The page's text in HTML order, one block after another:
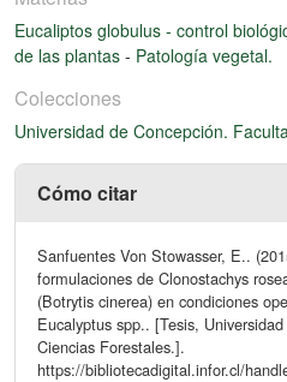
Eucaliptos globulus - control
de las plantas - Patología vegetal.
Colecciones
Universidad de Concepción.
Cómo citar
Sanfuentes Von Stowasser, E..
formulaciones de Clonostachys
(Botrytis cinerea) en condiciones
Eucalyptus spp.. [Tesis,
Ciencias Forestales.].
https://bibliotecadigital.infor.cl/